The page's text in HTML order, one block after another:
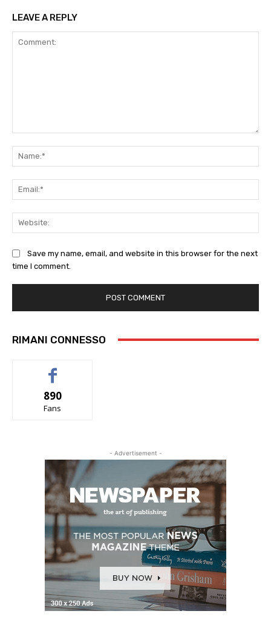
LEAVE A REPLY
Save my name, email, and website in this browser for the next
time I comment.
RIMANI CONNESSO
890
Fans
- Advertisement -